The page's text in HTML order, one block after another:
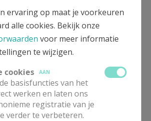
Zorgpastor worden, iets voor
jou?
"Ik voel dat ik hier zinvol
werk kan doen"
ervaring op maat je voorkeuren
alle cookies. Bekijk onze
voor meer informatie
te wijzigen.
cookies
AAN
basisfuncties van het
werken en laten ons
registratie van je
verder te verbeteren.